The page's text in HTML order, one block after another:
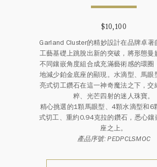
$10,100
Garland Cluster的精妙設計在品牌卓著
工藝基礎上跳脫出新的突破，將形態曼
不同鑲嵌角度組合成充滿藝術感的環圈
地減少鉑金底座的顯現。水滴型、馬眼
亮式切工鑽石在這一神奇魔法之下，交
粹、光芒四射的迷人珠寶。
精心挑選的1顆馬眼型、4顆水滴型和6
式切工、重約0.94克拉的鑽石，悉心鑲
座之上。
產品序號: PEDPCLSMOC